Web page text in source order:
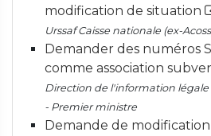
modification de situation
Urssaf Caisse nationale (ex-
Demander des numéros
comme association
Direction de l'information
- Premier ministre
Demande de